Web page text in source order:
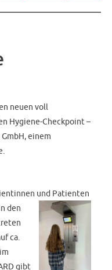
neuen voll
Hygiene-Checkpoint –
GmbH, einem
und Patienten
den
ca.
gibt